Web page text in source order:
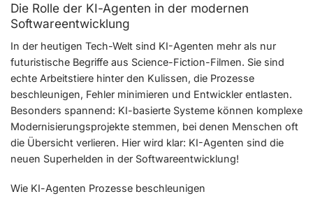
Die Rolle der KI-Agenten in der modernen
Softwareentwicklung
In der heutigen Tech-Welt sind KI-Agenten mehr als nur
futuristische Begriffe aus Science-Fiction-Filmen. Sie sind
echte Arbeitstiere hinter den Kulissen, die Prozesse
beschleunigen, Fehler minimieren und Entwickler entlasten.
Besonders spannend: KI-basierte Systeme können komplexe
Modernisierungsprojekte stemmen, bei denen Menschen oft
die Übersicht verlieren. Hier wird klar: KI-Agenten sind die
neuen Superhelden in der Softwareentwicklung!
Wie KI-Agenten Prozesse beschleunigen